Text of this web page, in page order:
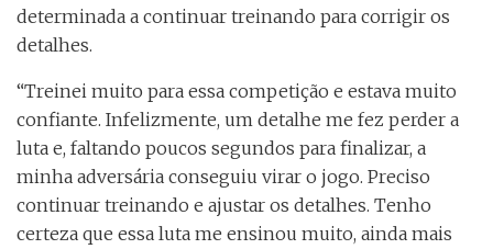
determinada a continuar treinando para corrigir os
detalhes.
“Treinei muito para essa competição e estava muito
confiante. Infelizmente, um detalhe me fez perder a
luta e, faltando poucos segundos para finalizar, a
minha adversária conseguiu virar o jogo. Preciso
continuar treinando e ajustar os detalhes. Tenho
certeza que essa luta me ensinou muito, ainda mais